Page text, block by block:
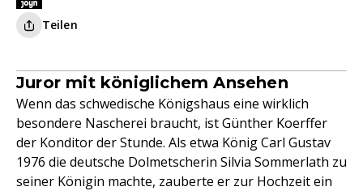
Teilen
Juror mit königlichem Ansehen
Wenn das schwedische Königshaus eine wirklich
besondere Nascherei braucht, ist Günther Koerffer
der Konditor der Stunde. Als etwa König Carl Gustav
1976 die deutsche Dolmetscherin Silvia Sommerlath zu
seiner Königin machte, zauberte er zur Hochzeit ein